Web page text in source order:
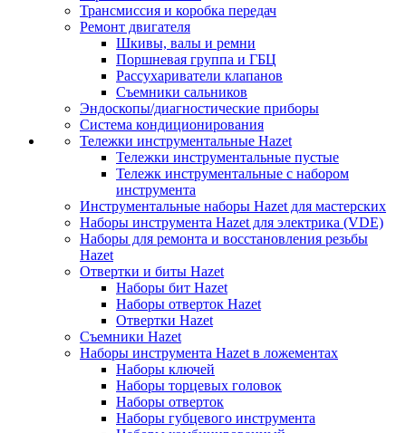
Трансмиссия и коробка передач
Ремонт двигателя
Шкивы, валы и ремни
Поршневая группа и ГБЦ
Рассухариватели клапанов
Съемники сальников
Эндоскопы/диагностические приборы
Система кондиционирования
Тележки инструментальные Hazet
Тележки инструментальные пустые
Тележк инструментальные с набором
инструмента
Инструментальные наборы Hazet для мастерских
Наборы инструмента Hazet для электрика (VDE)
Наборы для ремонта и восстановления резьбы
Hazet
Отвертки и биты Hazet
Наборы бит Hazet
Наборы отверток Hazet
Отвертки Hazet
Съемники Hazet
Наборы инструмента Hazet в ложементах
Наборы ключей
Наборы торцевых головок
Наборы отверток
Наборы губцевого инструмента